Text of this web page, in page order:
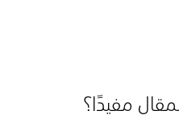
مفيدًا؟